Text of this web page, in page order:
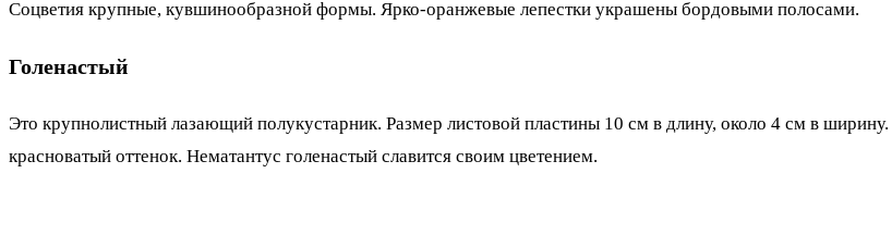
Соцветия крупные, кувшинообразной формы. Ярко-оранжевые лепестки украшены бордовыми полосами.
Голенастый
Это крупнолистный лазающий полукустарник. Размер листовой пластины 10 см в длину, около 4 см в
красноватый оттенок. Нематантус голенастый славится своим цветением.